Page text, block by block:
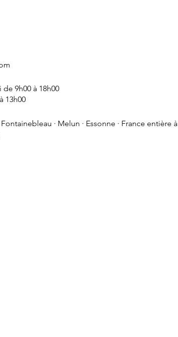
9h00 à 18h00
13h00
Fontainebleau · Melun · Essonne · France entière à